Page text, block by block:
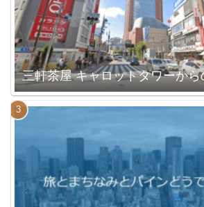
三軒茶屋 キャロットタワーから